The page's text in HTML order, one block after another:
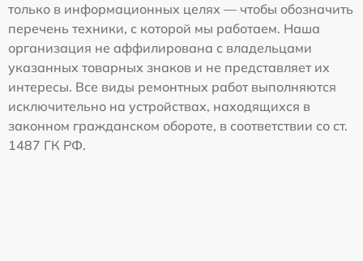
только в информационных целях — чтобы обозначить
перечень техники, с которой мы работаем. Наша
организация не аффилирована с владельцами
указанных товарных знаков и не представляет их
интересы. Все виды ремонтных работ выполняются
исключительно на устройствах, находящихся в
законном гражданском обороте, в соответствии со ст.
1487 ГК РФ.